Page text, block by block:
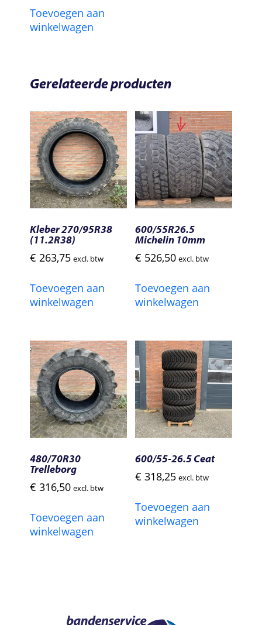
Toevoegen aan
winkelwagen
Gerelateerde producten
Kleber 270/95R38
(11.2R38)
€ 263,75 excl. btw
Toevoegen aan
winkelwagen
600/55R26.5
Michelin 10mm
€ 526,50 excl. btw
Toevoegen aan
winkelwagen
480/70R30
Trelleborg
€ 316,50 excl. btw
Toevoegen aan
winkelwagen
600/55-26.5 Ceat
€ 318,25 excl. btw
Toevoegen aan
winkelwagen